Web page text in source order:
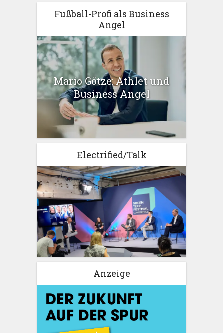
Fußball-Profi als Business
Angel
Mario Götze: Athlet und
Business Angel
Electrified/Talk
Anzeige